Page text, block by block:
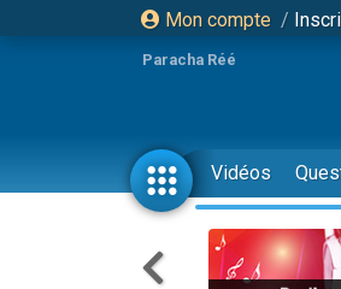
Mon compte /
Paracha Réé
Vidéos